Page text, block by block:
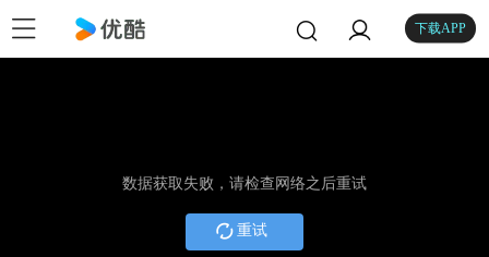
下载APP
数据获取失败，请检查网络之后重试
重试